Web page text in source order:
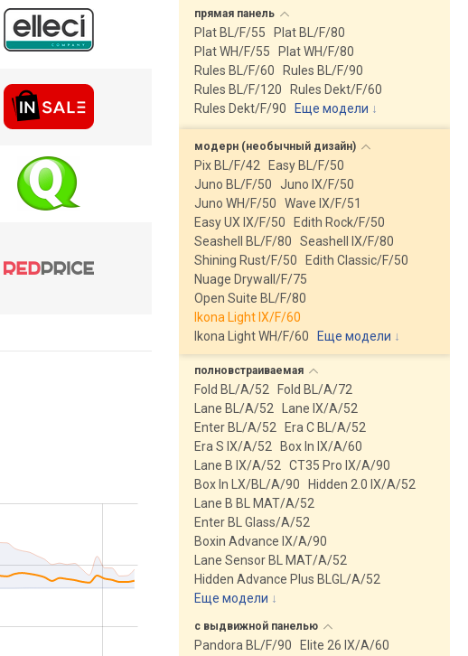
прямая панель
Plat BL/F/55
Plat BL/F/80
Plat WH/F/55
Plat WH/F/80
Rules BL/F/60
Rules BL/F/90
Rules BL/F/120
Rules Dekt/F/60
Rules Dekt/F/90
Еще модели ↓
модерн (необычный дизайн)
Pix BL/F/42
Easy BL/F/50
Juno BL/F/50
Juno IX/F/50
Juno WH/F/50
Wave IX/F/51
Easy UX IX/F/50
Edith Rock/F/50
Seashell BL/F/80
Seashell IX/F/80
Shining Rust/F/50
Edith Classic/F/50
Nuage Drywall/F/75
Open Suite BL/F/80
Ikona Light IX/F/60
Ikona Light WH/F/60
Еще модели ↓
полновстраиваемая
Fold BL/A/52
Fold BL/A/72
Lane BL/A/52
Lane IX/A/52
Enter BL/A/52
Era C BL/A/52
Era S IX/A/52
Box In IX/A/60
Lane B IX/A/52
CT35 Pro IX/A/90
Box In LX/BL/A/90
Hidden 2.0 IX/A/52
Lane B BL MAT/A/52
Enter BL Glass/A/52
Boxin Advance IX/A/90
Lane Sensor BL MAT/A/52
Hidden Advance Plus BLGL/A/52
Еще модели ↓
с выдвижной панелью
Pandora BL/F/90
Elite 26 IX/A/60